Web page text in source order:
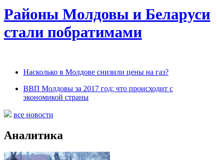
Районы Молдовы и Беларуси
стали побратимами
Насколько в Молдове снизили цены на газ?
ВВП Молдовы за 2017 год: что происходит с
экономикой страны
все новости
Аналитика